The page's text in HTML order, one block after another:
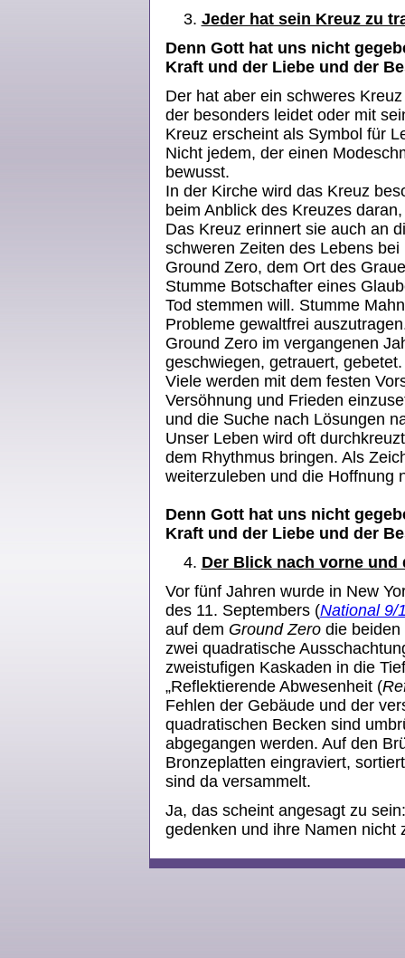
Jeder hat sein Kreuz zu
Denn Gott hat uns nicht
Kraft und der Liebe und der
Der hat aber ein schweres
der besonders leidet oder mit
Kreuz erscheint als Symbol für
Nicht jedem, der einen
bewusst.
In der Kirche wird das Kreuz
beim Anblick des Kreuzes
Das Kreuz erinnert sie auch an
schweren Zeiten des Lebens
Ground Zero, dem Ort des
Stumme Botschafter eines
Tod stemmen will. Stumme
Probleme gewaltfrei
Ground Zero im vergangenen
geschwiegen, getrauert, gebetet.
Viele werden mit dem festen
Versöhnung und Frieden
und die Suche nach Lösungen
Unser Leben wird oft
dem Rhythmus bringen. Als
weiterzuleben und die Hoffnung
Denn Gott hat uns nicht
Kraft und der Liebe und der
Der Blick nach vorne und
Vor fünf Jahren wurde in New
des 11. Septembers (National 9/
auf dem Ground Zerodie beiden
zwei quadratische
zweistufigen Kaskaden in die
„Reflektierende Abwesenheit (
Fehlen der Gebäude und der
quadratischen Becken sind
abgegangen werden. Auf den
Bronzeplatten eingraviert,
sind da versammelt.
Ja, das scheint angesagt zu
gedenken und ihre Namen nicht